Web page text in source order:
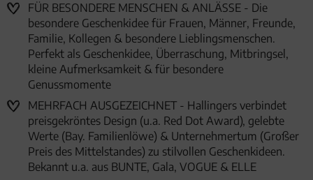
FÜR BESONDERE MENSCHEN & ANLÄSSE - Die
besondere Geschenkidee für Frauen, Männer, Freunde,
Familie, Kollegen & besondere Lieblingsmenschen.
Perfekt als Geschenkidee, Überraschung, Mitbringsel,
kleine Aufmerksamkeit & für besondere
Genussmomente
MEHRFACH AUSGEZEICHNET - Hallingers verbindet
preisgekröntes Design (u.a. Red Dot Award), gelebte
Werte (Bay. Familienlöwe) & Unternehmertum (Großer
Preis des Mittelstandes) zu stilvollen Geschenkideen.
Bekannt u.a. aus BUNTE, Gala, VOGUE & ELLE